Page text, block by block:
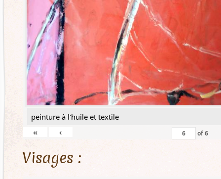
peinture à l'huile et textile
«
‹ of6
Visages :